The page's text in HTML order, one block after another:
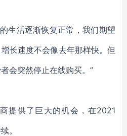
的生活逐渐恢复正常 ，我们期望
长速度不会像去年那样快。但
会突然停止在线购买。 ”
提供了巨大的机会， 在2021
。